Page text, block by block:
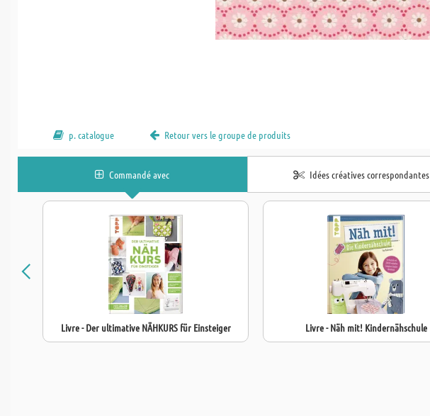
p. catalogue Retour vers le groupe de produits
Commandé avec Idées créatives correspondantes
Livre - Der ultimative NÄHKURS für Einsteiger Livre - Näh mit! Kindernähschule